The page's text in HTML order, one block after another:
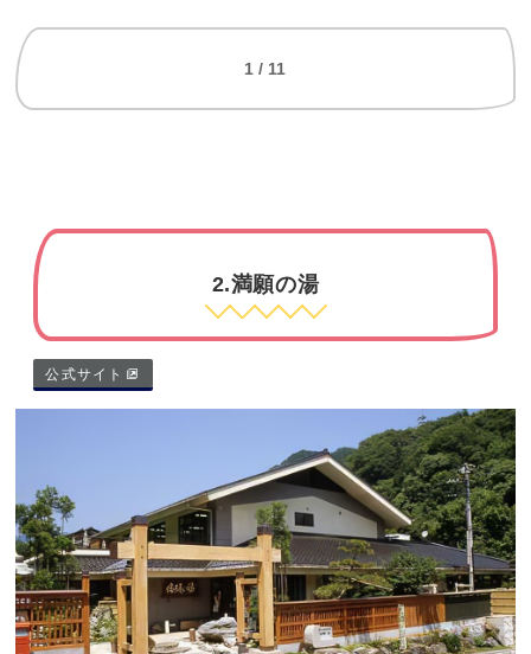
1 / 11
2.満願の湯
公式サイト